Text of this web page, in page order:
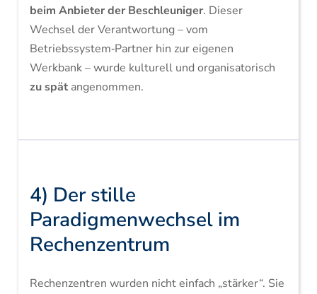
beim Anbieter der Beschleuniger. Dieser
Wechsel der Verantwortung – vom
Betriebssystem‑Partner hin zur eigenen
Werkbank – wurde kulturell und organisatorisch
zu spätangenommen.
4) Der stille
Paradigmenwechsel im
Rechenzentrum
Rechenzentren wurden nicht einfach „stärker“. Sie